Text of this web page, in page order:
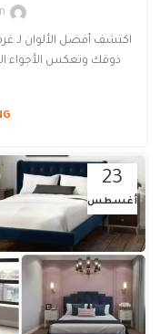
ذوقك وتعكس الأجواء
23
أغسطس